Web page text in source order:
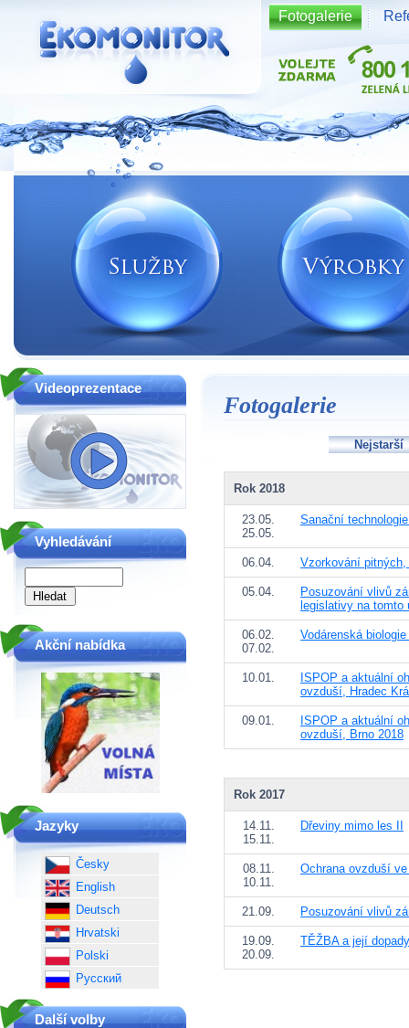
Fotogalerie
Nejstarší
Rok 2018
23.05.
25.05.
Sanační
06.04. Vzorkování
05.04.
Posuzování vlivů
legislativy na tomto
06.02.
07.02.
Vodárenská biologie
10.01.
ISPOP a aktuální
ovzduší, Hradec
09.01.
ISPOP a aktuální
ovzduší, Brno 2018
Rok 2017
14.11.
15.11.
Dřeviny mimo les II
08.11.
10.11.
Ochrana ovzduší
21.09. Posuzování vlivů
19.09.
20.09.
TĚŽBA a její
Videoprezentace
Vyhledávání
Akční nabídka
Jazyky
Česky
English
Deutsch
Hrvatski
Polski
Русский
Další volby
Vodní zdroje Ekomonitor spol. s r.o.
Fotogalerie